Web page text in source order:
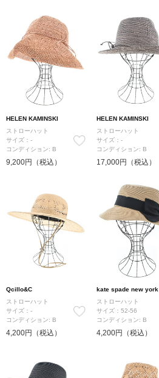
HELEN KAMINSKI
ストローハット
サイズ：-
コンディション: B
9,200円（税込）
HELEN KAMINSKI
ストローハット
サイズ：-
コンディション: B
17,000円（税込）
Qcillo&C
ストローハット
サイズ：-
コンディション: B
4,200円（税込）
kate spade new york
ストローハット
サイズ：52-56
コンディション: B
4,200円（税込）